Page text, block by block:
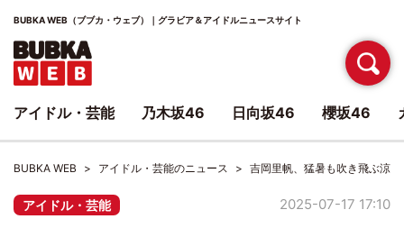
BUBKA WEB（ブブカ・ウェブ）｜グラビア＆アイドルニュースサイト
BUBKA WEB アイドル・芸能のニュース 吉岡里帆、猛暑も吹き飛ぶ涼
アイドル・芸能 2025-07-17 17:10
アイドル・芸能 乃木坂46 日向坂46 櫻坂46